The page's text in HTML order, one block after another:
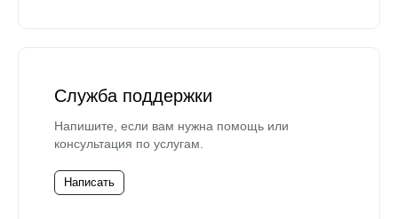
Служба поддержки
Напишите, если вам нужна помощь или
консультация по услугам.
Написать